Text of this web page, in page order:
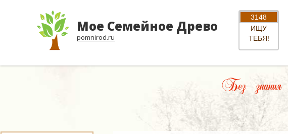
Мое Семейное Древо
pomnirod.ru
3148
ИЩУ
ТЕБЯ!
Без знания